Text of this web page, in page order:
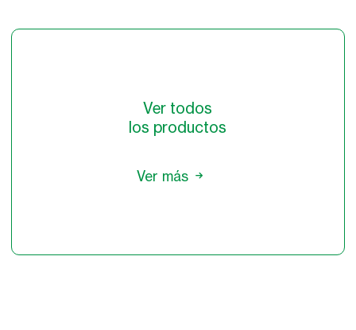
Ver todos
los productos
Ver más